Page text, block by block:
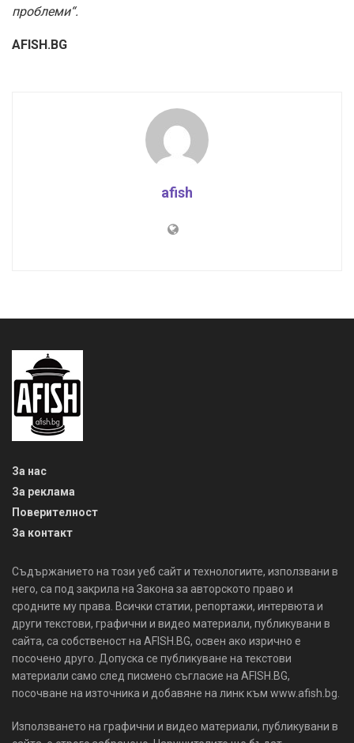
проблеми“.
AFISH.BG
afish
За нас
За реклама
Поверителност
За контакт
Съдържанието на този уеб сайт и технологиите, използвани в
него, са под закрила на Закона за авторското право и
сродните му права. Всички статии, репортажи, интервюта и
други текстови, графични и видео материали, публикувани в
сайта, са собственост на AFISH.BG, освен ако изрично е
посочено друго. Допуска се публикуване на текстови
материали само след писмено съгласие на AFISH.BG,
посочване на източника и добавяне на линк към www.afish.bg.
Използването на графични и видео материали, публикувани в